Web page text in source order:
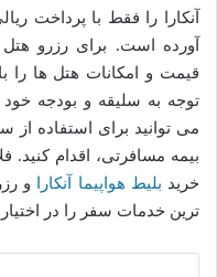
آنکارا را فقط با پرداخت
آورده است. برای رزرو
قیمت و امکانات هتل ها را
توجه به سلیقه و بودجه خود
می توانید برای استفاده از
بیمه مسافرتی، اقدام کنید.
خرید بلیط هواپیما آنکارا
ترین خدمات سفر را در